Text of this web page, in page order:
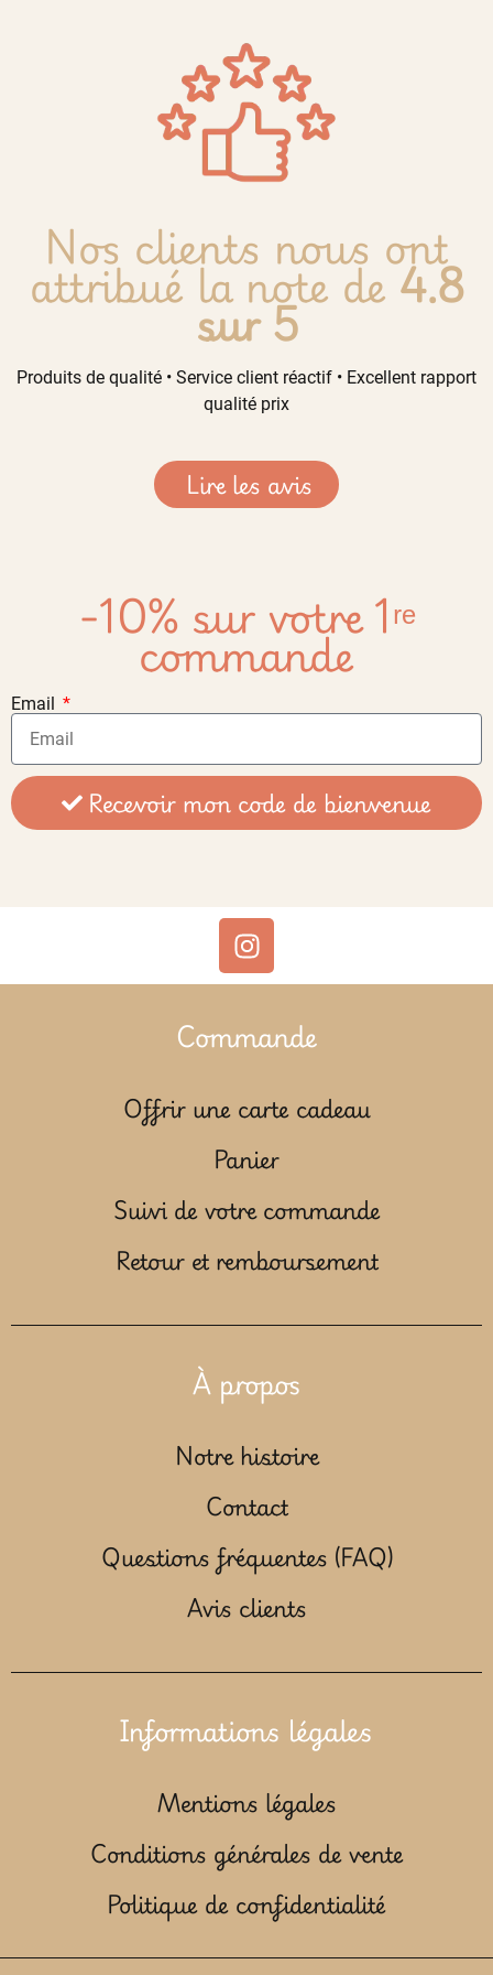
Nos clients nous ont
attribué la note de4.8
sur 5
Produits de qualité • Service client réactif • Excellent rapport
qualité prix
Lire les avis
-10% sur votre 1ʳᵉ
commande
Email
Recevoir mon code de bienvenue
Commande
Offrir une carte cadeau
Panier
Suivi de votre commande
Retour et remboursement
À propos
Notre histoire
Contact
Questions fréquentes (FAQ)
Avis clients
Informations légales
Mentions légales
Conditions générales de vente
Politique de confidentialité